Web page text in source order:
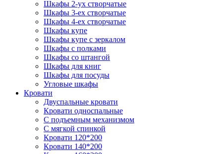
Шкафы 2-ух створчатые
Шкафы 3-ех створчатые
Шкафы 4-ех створчатые
Шкафы купе
Шкафы купе с зеркалом
Шкафы с полками
Шкафы со штангой
Шкафы для книг
Шкафы для посуды
Угловые шкафы
Кровати
Двуспальные кровати
Кровати односпальные
С подъемным механизмом
С мягкой спинкой
Кровати 120*200
Кровати 140*200